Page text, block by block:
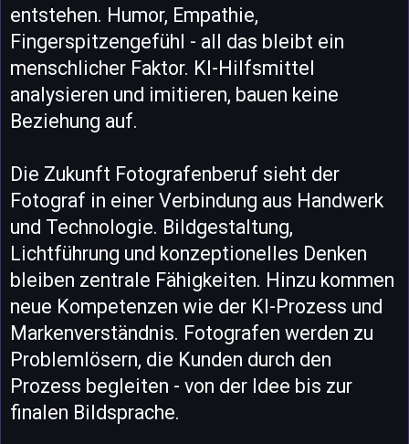
entstehen. Humor, Empathie,
Fingerspitzengefühl - all das bleibt ein
menschlicher Faktor. KI-Hilfsmittel
analysieren und imitieren, bauen keine
Beziehung auf.
Die Zukunft Fotografenberuf sieht der
Fotograf in einer Verbindung aus Handwerk
und Technologie. Bildgestaltung,
Lichtführung und konzeptionelles Denken
bleiben zentrale Fähigkeiten. Hinzu kommen
neue Kompetenzen wie der KI-Prozess und
Markenverständnis. Fotografen werden zu
Problemlösern, die Kunden durch den
Prozess begleiten - von der Idee bis zur
finalen Bildsprache.